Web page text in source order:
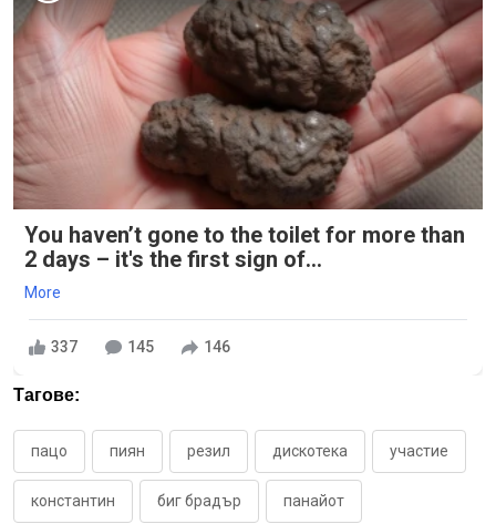
You haven’t gone to the toilet for more than
2 days – it's the first sign of...
More
337 145 146
Тагове:
пацо пиян резил дискотека участие
константин биг брадър панайот